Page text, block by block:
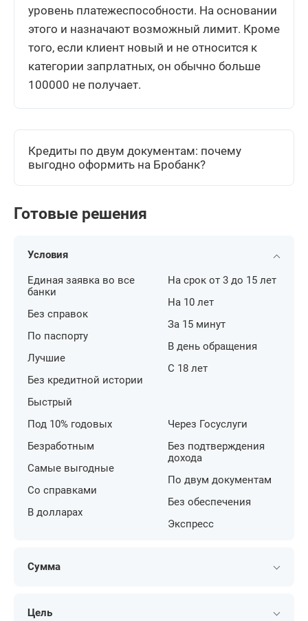
уровень платежеспособности. На основании
этого и назначают возможный лимит. Кроме
того, если клиент новый и не относится к
категории запрлатных, он обычно больше
100000 не получает.
Кредиты по двум документам: почему
выгодно оформить на Бробанк?
Готовые решения
Условия
Единая заявка во все
банки
Без справок
По паспорту
Лучшие
Без кредитной истории
Быстрый
На срок от 3 до 15 лет
На 10 лет
За 15 минут
В день обращения
С 18 лет
Под 10% годовых
Безработным
Самые выгодные
Со справками
В долларах
Через Госуслуги
Без подтверждения
дохода
По двум документам
Без обеспечения
Экспресс
Сумма
200 000 рублей
Цель